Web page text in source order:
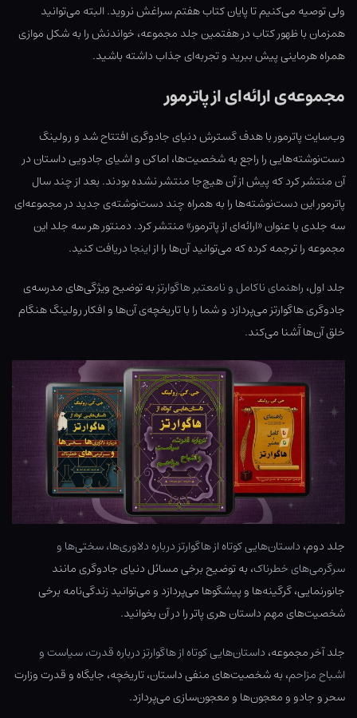
ولی توصیه می‌کنیم تا پایان کتاب هفتم سراغش نروید. البته می‌توانید
همزمان با ظهور کتاب در هفتمین جلد مجموعه، خواندنش را به شکل موازی
همراه هرماینی پیش ببرید و تجربه‌ای جذاب داشته باشید.
مجموعه‌ی ارائه‌ای از پاترمور
وب‌سایت پاترمور با هدف گسترش دنیای جادوگری افتتاح شد و رولینگ
دست‌نوشته‌هایی را راجع به شخصیت‌ها، اماکن و اشیای جادویی داستان در
آن منتشر کرد که پیش از آن هیچ‌جا منتشر نشده بودند. بعد از چند سال
پاترمور این دست‌نوشته‌ها را به همراه چند دست‌نوشته‌ی جدید در مجموعه‌ای
سه جلدی با عنوان «ارائه‌ای از پاترمور» منتشر کرد. دمنتور هر سه جلد این
مجموعه را ترجمه کرده که می‌توانید آن‌ها را ازاینجا دریافت کنید.
جلد اول، راهنمای ناکامل و نامعتبر هاگوارتزبه توضیح ویژگی‌های مدرسه‌ی
جادوگری هاگوارتز می‌پردازد و شما را با تاریخچه‌ی آن‌ها و افکار رولینگ هنگام
خلق آن‌ها آَشنا می‌کند.
جلد دوم، داستان‌هایی کوتاه از هاگوارتز درباره‌ دلاوری‌ها، سختی‌ها و
سرگرمی‌های خطرناک، به توضیح برخی مسائل دنیای جادوگری مانند
جانورنمایی، گرگینه‌ها و پیشگوها می‌پردازد و می‌توانید زندگی‌نامه برخی
شخصیت‌های مهم داستان هری پاتر را در آن بخوانید.
جلد آخر مجموعه، داستان‌هایی کوتاه از هاگوارتز درباره‌ قدرت، سیاست و
اشباح مزاحم، به شخصیت‌های منفی داستان، تاریخچه، جایگاه و قدرت وزارت
سحر و جادو و معجون‌ها و معجون‌سازی می‌پردازد.